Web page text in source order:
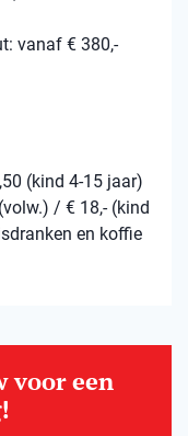
vanaf € 380,-
(kind 4-15 jaar)
/ € 18,- (kind
en koffie
voor een